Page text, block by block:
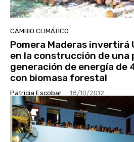
CAMBIO CLIMÁTICO
Pomera Maderas invertirá
en la construcción de una
generación de energía de
con biomasa forestal
Patricia Escobar - 18/10/2012